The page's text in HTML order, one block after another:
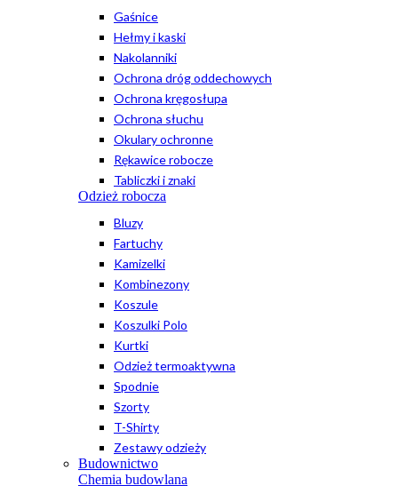
Gaśnice
Hełmy i kaski
Nakolanniki
Ochrona dróg oddechowych
Ochrona kręgosłupa
Ochrona słuchu
Okulary ochronne
Rękawice robocze
Tabliczki i znaki
Odzież robocza
Bluzy
Fartuchy
Kamizelki
Kombinezony
Koszule
Koszulki Polo
Kurtki
Odzież termoaktywna
Spodnie
Szorty
T-Shirty
Zestawy odzieży
Budownictwo
Chemia budowlana